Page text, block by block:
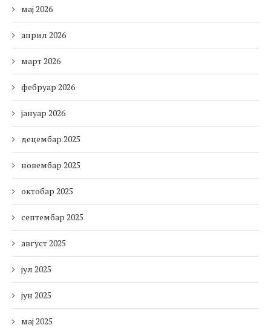
мај 2026
април 2026
март 2026
фебруар 2026
јануар 2026
децембар 2025
новембар 2025
октобар 2025
септембар 2025
август 2025
јул 2025
јун 2025
мај 2025